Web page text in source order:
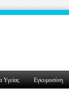
Υγείας Εγκυμοσύνη